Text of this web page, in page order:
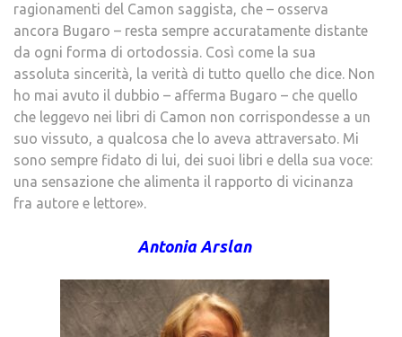
ragionamenti del Camon saggista, che – osserva
ancora Bugaro – resta sempre accuratamente distante
da ogni forma di ortodossia. Così come la sua
assoluta sincerità, la verità di tutto quello che dice. Non
ho mai avuto il dubbio – afferma Bugaro – che quello
che leggevo nei libri di Camon non corrispondesse a un
suo vissuto, a qualcosa che lo aveva attraversato. Mi
sono sempre fidato di lui, dei suoi libri e della sua voce:
una sensazione che alimenta il rapporto di vicinanza
fra autore e lettore».
Antonia Arslan